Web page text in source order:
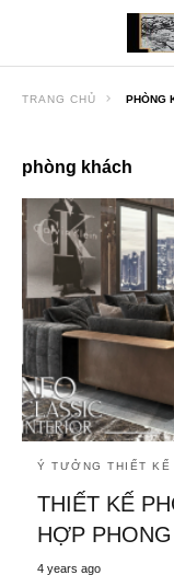
TRANG CHỦ PHÒNG
phòng khách
Ý TƯỞNG THIẾT KẾ
THIẾT KẾ
HỢP
4 years ago